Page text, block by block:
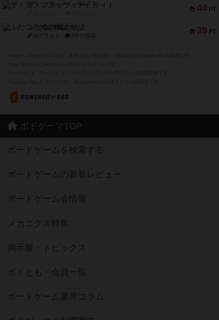
44 PT
ザ・フラッフィー・ライト
39 PT
ふたつの城の物語
紹介文あり 6件の投稿
ボドゲーマTOP
ボードゲームを検索する
ボードゲームの新着レビュー
ボードゲーム会情報
メカニクス特集
掲示板・トピックス
ボドとも・会員一覧
ボードゲーム業界コラム